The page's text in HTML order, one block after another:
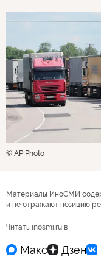
© AP Photo
Материалы ИноСМИ
и не отражают позицию
Читать inosmi.ru в